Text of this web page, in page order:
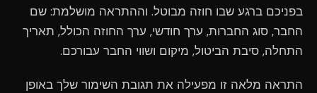
בפניכם ברגע שבו חוזה מבוטל. וההתראה מושלמת: שם
החבר, סוג החברות, ערך חודשי, ערך החוזה הכולל, תאריך
התחלה, סיבת הביטול, מיקום ושווי החבר עבורכם.
התראה מלאה זו מפעילה את תגובת השימור שלך באופן